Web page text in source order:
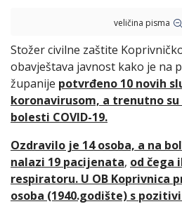
veličina pisma
Stožer civilne zaštite
obavještava javnost kako je na
županije potvrđeno 10 novih
koronavirusom, a trenutno
bolesti COVID-19.
Ozdravilo je 14 osoba, a na
nalazi 19 pacijenata, od čega
respiratoru. U OB Koprivnica
osoba (1940.godište) s